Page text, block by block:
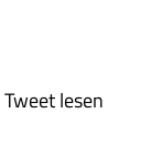
Tweet lesen